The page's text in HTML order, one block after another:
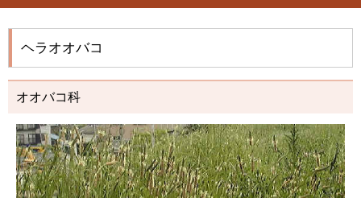
ヘラオオバコ
オオバコ科